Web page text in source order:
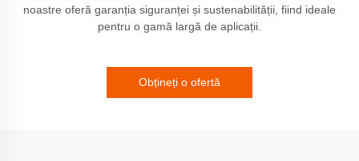
noastre oferă garanția siguranței și sustenabilității, fiind ideale
pentru o gamă largă de aplicații.
Obțineți o ofertă